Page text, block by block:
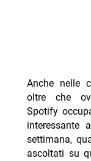
Anche nelle
oltre che
Spotify
interessante
settimana,
ascoltati su